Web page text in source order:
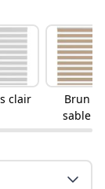
clair
Brun
sable